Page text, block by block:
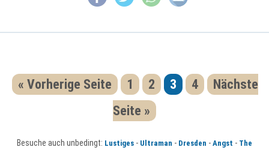
« Vorherige Seite 1 2 3 4
Nächste
Seite »
Besuche auch unbedingt: Lustiges - Ultraman - Dresden - Angst - The